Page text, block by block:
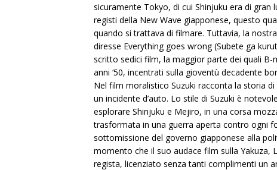
sicuramente Tokyo, di cui Shinjuku era di
registi della New Wave giapponese, questo
quando si trattava di filmare. Tuttavia, la
diresse Everything goes wrong (Subete ga
scritto sedici film, la maggior parte dei quali
anni ‘50, incentrati sulla gioventù decadente
Nel film moralistico Suzuki racconta la storia
un incidente d’auto. Lo stile di Suzuki è
esplorare Shinjuku e Mejiro, in una corsa
trasformata in una guerra aperta contro ogni
sottomissione del governo giapponese alla
momento che il suo audace film sulla Yakuza,
regista, licenziato senza tanti complimenti un